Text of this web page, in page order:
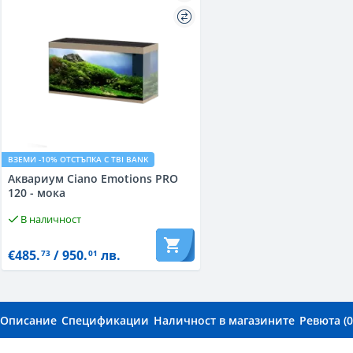
ВЗЕМИ -10% ОТСТЪПКА С TBI BANK
Aквариум Ciano Emotions PRO
120 - мока
В наличност
€485.73 / 950.01 лв.
Описание Спецификации Наличност в магазините Ревюта